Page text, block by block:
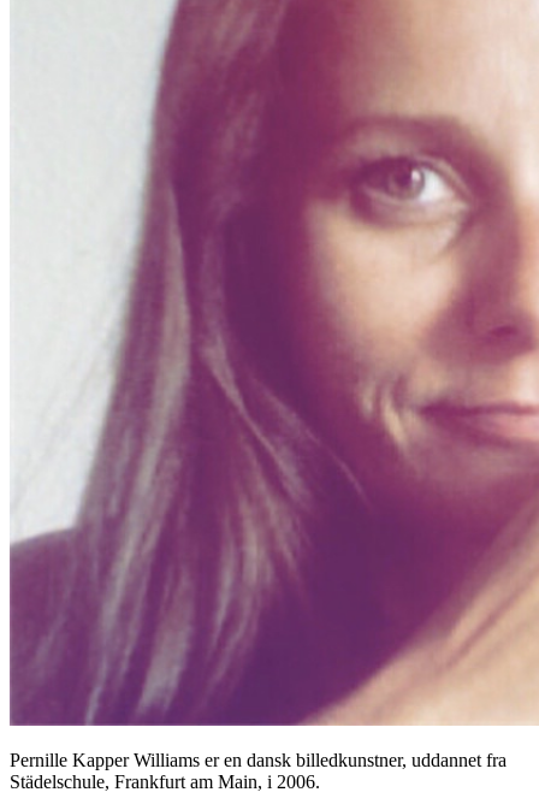
Pernille Kapper Williams er en dansk billedkunstner, uddannet fra
Städelschule, Frankfurt am Main, i 2006.